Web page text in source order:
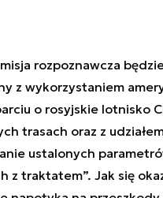
rozpoznawcza
z wykorzystaniem
o rosyjskie lotnisko
trasach oraz z
ustalonych
z traktatem”. Jak się